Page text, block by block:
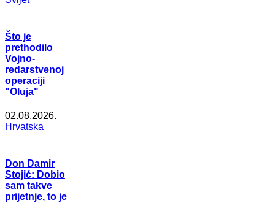
Što je
prethodilo
Vojno-
redarstvenoj
operaciji
"Oluja"
02.08.2026.
Hrvatska
Don Damir
Stojić: Dobio
sam takve
prijetnje, to je